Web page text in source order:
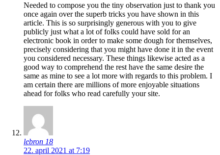
Needed to compose you the tiny observation just to thank you
once again over the superb tricks you have shown in this
article. This is so surprisingly generous with you to give
publicly just what a lot of folks could have sold for an
electronic book in order to make some dough for themselves,
precisely considering that you might have done it in the event
you considered necessary. These things likewise acted as a
good way to comprehend the rest have the same desire the
same as mine to see a lot more with regards to this problem. I
am certain there are millions of more enjoyable situations
ahead for folks who read carefully your site.
lebron 18
22. april 2021 at 7:19